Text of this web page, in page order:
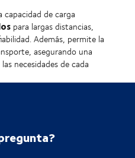
de carga
para largas distancias,
Además, permite la
asegurando una
necesidades de cada